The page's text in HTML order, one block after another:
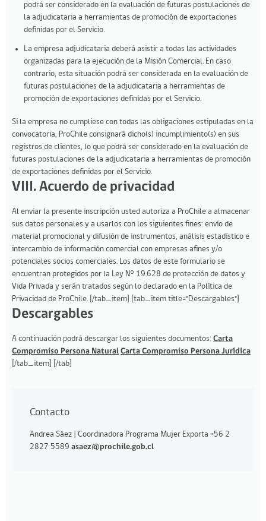
podrá ser considerado en la evaluación de futuras postulaciones de
la adjudicataria a herramientas de promoción de exportaciones
definidas por el Servicio.
La empresa adjudicataria deberá asistir a todas las actividades
organizadas para la ejecución de la Misión Comercial. En caso
contrario, esta situación podrá ser considerada en la evaluación de
futuras postulaciones de la adjudicataria a herramientas de
promoción de exportaciones definidas por el Servicio.
Si la empresa no cumpliese con todas las obligaciones estipuladas en la
convocatoria, ProChile consignará dicho(s) incumplimiento(s) en sus
registros de clientes, lo que podrá ser considerado en la evaluación de
futuras postulaciones de la adjudicataria a herramientas de promoción
de exportaciones definidas por el Servicio.
VIII. Acuerdo de privacidad
Al enviar la presente inscripción usted autoriza a ProChile a almacenar
sus datos personales y a usarlos con los siguientes fines: envío de
material promocional y difusión de instrumentos, análisis estadístico e
intercambio de información comercial con empresas afines y/o
potenciales socios comerciales. Los datos de este formulario se
encuentran protegidos por la Ley N° 19.628 de protección de datos y
Vida Privada y serán tratados según lo declarado en la Política de
Privacidad de ProChile. [/tab_item] [tab_item title="Descargables"]
Descargables
A continuación podrá descargar los siguientes documentos: Carta
Compromiso Persona Natural Carta Compromiso Persona Jurídica
[/tab_item] [/tab]
Contacto
Andrea Sáez | Coordinadora Programa Mujer Exporta +56 2
2827 5589 asaez@prochile.gob.cl